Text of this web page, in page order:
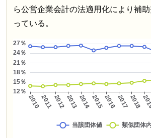
ら公営企業会計の法適用化により補
っている。